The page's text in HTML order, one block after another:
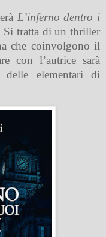
L’inferno dentro i
tratta di un thriller
che coinvolgono il
con l’autrice sarà
delle elementari di